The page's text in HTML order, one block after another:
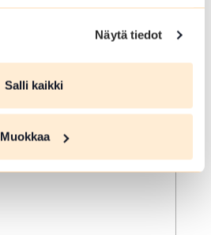
Näytä tiedot
Salli kaikki
Muokkaa